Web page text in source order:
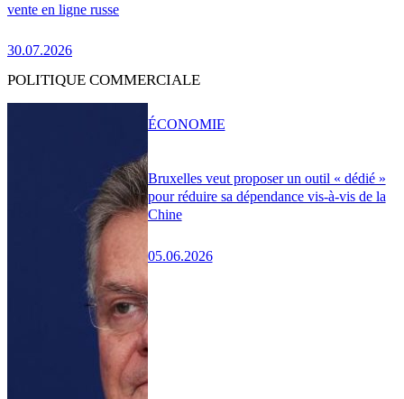
vente en ligne russe
30.07.2026
POLITIQUE COMMERCIALE
Bruxelles veut proposer un outil « dédié »
pour réduire sa dépendance vis-à-vis de la
Chine
05.06.2026
ÉCONOMIE